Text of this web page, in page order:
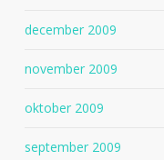
december 2009
november 2009
oktober 2009
september 2009